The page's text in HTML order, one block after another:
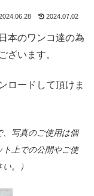
2024.07.02
本のワンコ達の為
ざいます。
ロードして頂けま
、写真のご使用は個
ト上での公開やご使
。）